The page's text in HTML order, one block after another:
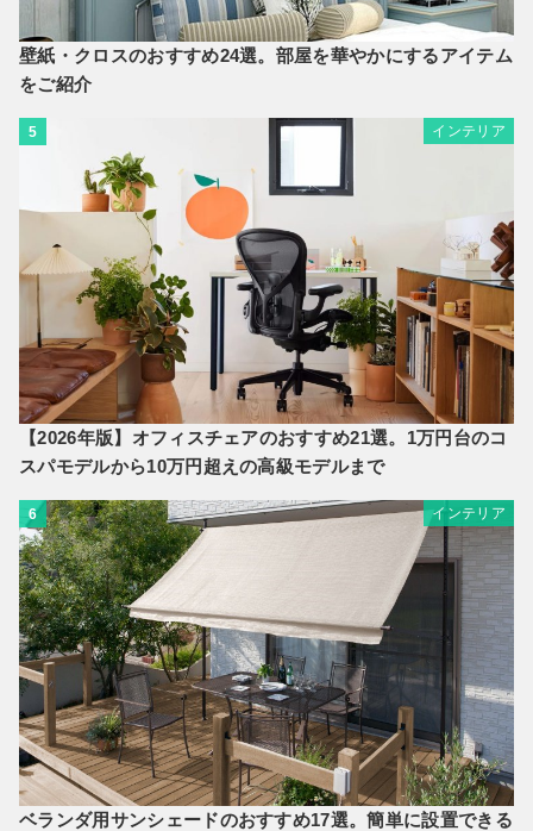
壁紙・クロスのおすすめ24選。部屋を華やかにするアイテム
をご紹介
5 インテリア
【2026年版】オフィスチェアのおすすめ21選。1万円台のコ
スパモデルから10万円超えの高級モデルまで
6 インテリア
ベランダ用サンシェードのおすすめ17選。簡単に設置できる